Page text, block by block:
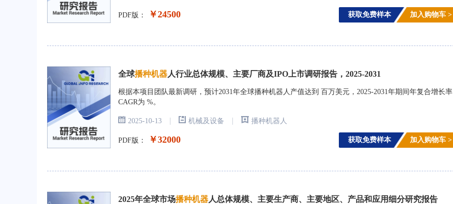
PDF版： ￥24500 获取免费样本 加入购物车 >
全球播种机器人行业总体规模、主要厂商及IPO上市调研报告，2025-2031
根据本项目团队最新调研，预计2031年全球播种机器人产值达到 百万美元，2025-2031年期间年复合增长率
CAGR为 %。
2025-10-13 | 机械及设备 | 播种机器人
PDF版： ￥32000 获取免费样本 加入购物车 >
2025年全球市场播种机器人总体规模、主要生产商、主要地区、产品和应用细分研究报告